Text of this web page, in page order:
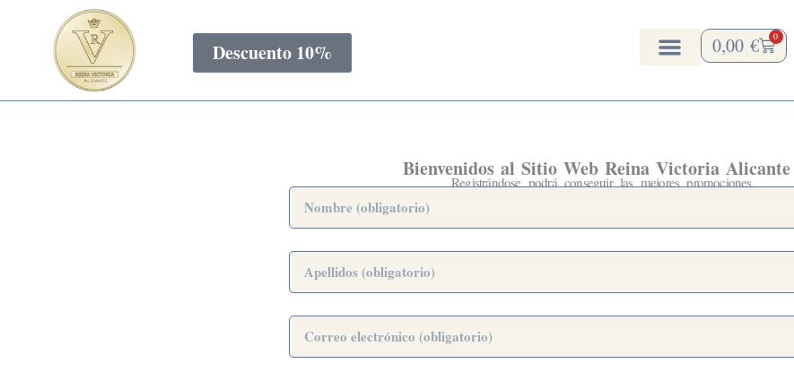
contenido
Descuento 10% 0,00 € 0
Carrito
Bienvenidos al Sitio Web Reina Victoria Alicante
Registrándose podrá conseguir las mejores promociones.
Nombre
Apellidos
Correo
electrónico